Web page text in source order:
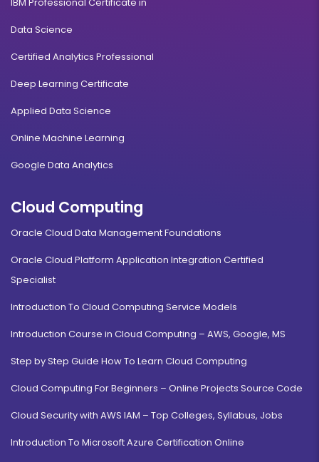
Data Science
Certified Analytics Professional
Deep Learning Certificate
Applied Data Science
Online Machine Learning
Google Data Analytics
Cloud Computing
Oracle Cloud Data Management Foundations
Oracle Cloud Platform Application Integration Certified
Specialist
Introduction To Cloud Computing Service Models
Introduction Course in Cloud Computing – AWS, Google, MS
Step by Step Guide How To Learn Cloud Computing
Cloud Computing For Beginners – Online Projects Source Code
Cloud Security with AWS IAM – Top Colleges, Syllabus, Jobs
Introduction To Microsoft Azure Certification Online